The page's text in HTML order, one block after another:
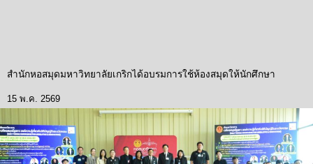
สำนักหอสมุดมหาวิทยาลัยเกริกได้อบรมการใช้ห้องสมุดให้นักศึกษา
15 พ.ค. 2569